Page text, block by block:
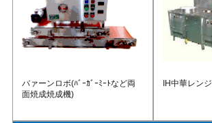
バァーンロボ(ﾊﾞｰｶﾞｰﾐｰﾄなど両
面焼成焼成機)
IH中華レンジ